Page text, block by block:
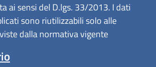
ai sensi del D.lgs. 33/2013. I dati
sono riutilizzabili solo alle
dalla normativa vigente